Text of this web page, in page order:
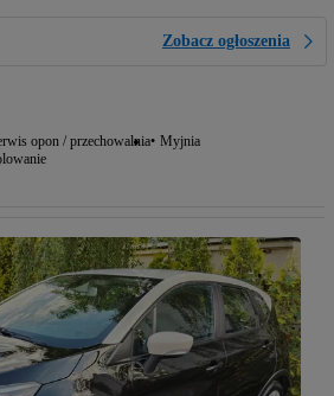
Zobacz ogłoszenia
opon / przechowalnia Myjnia